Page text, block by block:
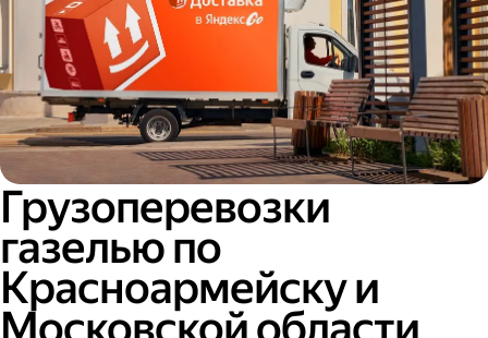
Грузоперевозки
газелью по
Красноармейску и